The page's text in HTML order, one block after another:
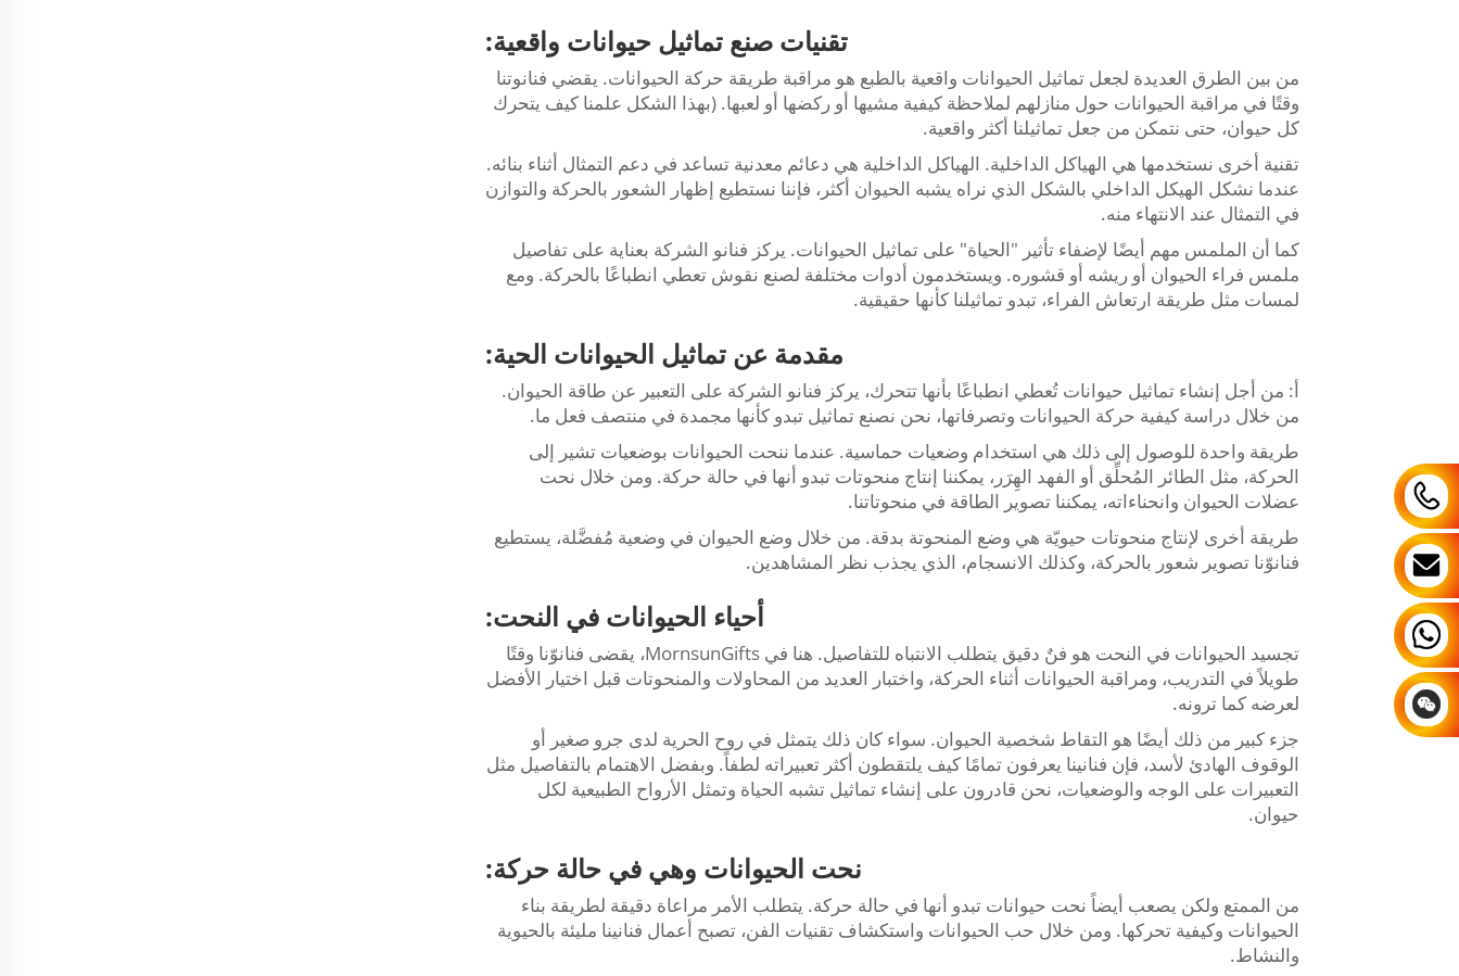
تقنيات صنع تماثيل حيوانات واقعية:
من بين الطرق العديدة لجعل تماثيل الحيوانات واقعية بالطبع هو مراقبة طريقة حركة الحيوانات. يقضي فنانوتنا
وقتًا في مراقبة الحيوانات حول منازلهم لملاحظة كيفية مشيها أو ركضها أو لعبها. (بهذا الشكل علمنا كيف يتحرك
كل حيوان، حتى نتمكن من جعل تماثيلنا أكثر واقعية.
تقنية أخرى نستخدمها هي الهياكل الداخلية. الهياكل الداخلية هي دعائم معدنية تساعد في دعم التمثال أثناء بنائه.
عندما نشكل الهيكل الداخلي بالشكل الذي نراه يشبه الحيوان أكثر، فإننا نستطيع إظهار الشعور بالحركة والتوازن
في التمثال عند الانتهاء منه.
كما أن الملمس مهم أيضًا لإضفاء تأثير "الحياة" على تماثيل الحيوانات. يركز فنانو الشركة بعناية على تفاصيل
ملمس فراء الحيوان أو ريشه أو قشوره. ويستخدمون أدوات مختلفة لصنع نقوش تعطي انطباعًا بالحركة. ومع
لمسات مثل طريقة ارتعاش الفراء، تبدو تماثيلنا كأنها حقيقية.
مقدمة عن تماثيل الحيوانات الحية:
أ: من أجل إنشاء تماثيل حيوانات تُعطي انطباعًا بأنها تتحرك، يركز فنانو الشركة على التعبير عن طاقة الحيوان.
من خلال دراسة كيفية حركة الحيوانات وتصرفاتها، نحن نصنع تماثيل تبدو كأنها مجمدة في منتصف فعل ما.
طريقة واحدة للوصول إلى ذلك هي استخدام وضعيات حماسية. عندما ننحت الحيوانات بوضعيات تشير إلى
الحركة، مثل الطائر المُحلِّق أو الفهد الهِرَر، يمكننا إنتاج منحوتات تبدو أنها في حالة حركة. ومن خلال نحت
عضلات الحيوان وانحناءاته، يمكننا تصوير الطاقة في منحوتاتنا.
طريقة أخرى لإنتاج منحوتات حيويّة هي وضع المنحوتة بدقة. من خلال وضع الحيوان في وضعية مُفضَّلة، يستطيع
فنانوّنا تصوير شعور بالحركة، وكذلك الانسجام، الذي يجذب نظر المشاهدين.
أحياء الحيوانات في النحت:
تجسيد الحيوانات في النحت هو فنٌ دقيق يتطلب الانتباه للتفاصيل. هنا في MornsunGifts، يقضى فنانوّنا وقتًا
طويلاً في التدريب، ومراقبة الحيوانات أثناء الحركة، واختبار العديد من المحاولات والمنحوتات قبل اختيار الأفضل
لعرضه كما ترونه.
جزء كبير من ذلك أيضًا هو التقاط شخصية الحيوان. سواء كان ذلك يتمثل في روح الحرية لدى جرو صغير أو
الوقوف الهادئ لأسد، فإن فنانينا يعرفون تمامًا كيف يلتقطون أكثر تعبيراته لطفاً. وبفضل الاهتمام بالتفاصيل مثل
التعبيرات على الوجه والوضعيات، نحن قادرون على إنشاء تماثيل تشبه الحياة وتمثل الأرواح الطبيعية لكل
حيوان.
نحت الحيوانات وهي في حالة حركة:
من الممتع ولكن يصعب أيضاً نحت حيوانات تبدو أنها في حالة حركة. يتطلب الأمر مراعاة دقيقة لطريقة بناء
الحيوانات وكيفية تحركها. ومن خلال حب الحيوانات واستكشاف تقنيات الفن، تصبح أعمال فنانينا مليئة بالحيوية
والنشاط.